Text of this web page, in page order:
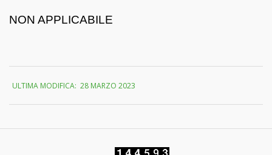
NON APPLICABILE
06-
06
ULTIMA MODIFICA: 28 MARZO 2023